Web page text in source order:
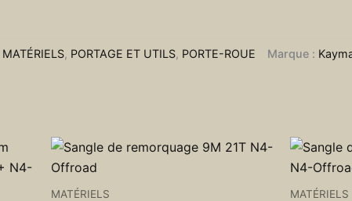
MATÉRIELS, PORTAGE ET UTILS, PORTE-ROUE Marque :
MATÉRIELS MATÉRIELS